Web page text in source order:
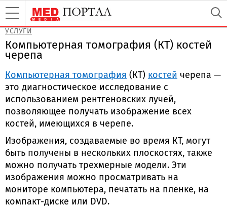
УСЛУГИ
Компьютерная томография (КТ) костей
черепа
Компьютерная томография (КТ) костей черепа —
это диагностическое исследование с
использованием рентгеновских лучей,
позволяющее получать изображение всех
костей, имеющихся в черепе.
Изображения, создаваемые во время КТ, могут
быть получены в нескольких плоскостях, также
можно получать трехмерные модели. Эти
изображения можно просматривать на
мониторе компьютера, печатать на пленке, на
компакт-диске или DVD.